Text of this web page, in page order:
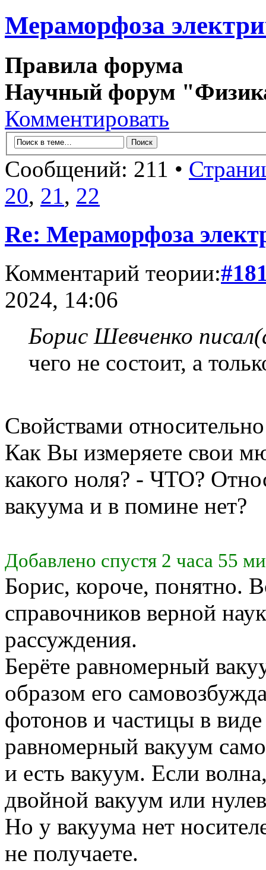
Мераморфоза
Правила форума
Научный форум
Комментировать
Сообщений: 211 •
20, 21, 22
Re: Мераморфоза
Комментарий теории:
2024, 14:06
Борис Шевченко
чего не состоит, а
Свойствами
Как Вы измеряете свои
какого ноля? - ЧТО?
вакуума и в помине нет?
Добавлено спустя 2 часа 55
Борис, короче, понятно.
справочников верной
рассуждения.
Берёте равномерный
образом его
фотонов и частицы в
равномерный вакуум
и есть вакуум. Если
двойной вакуум или
Но у вакуума нет
не получаете.